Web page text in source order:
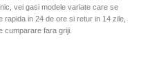
vei gasi modele variate care se
in 24 de ore si retur in 14 zile,
cumparare fara griji.